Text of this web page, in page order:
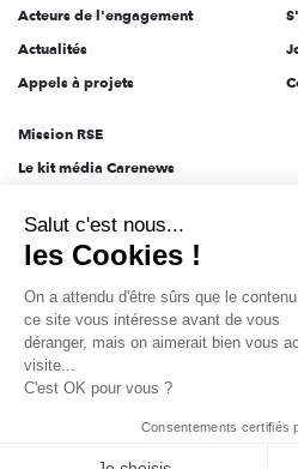
Acteurs de l'engagement
Actualités
Appels à projets
Mission RSE
Le kit média Carenews
AEF info
Novethic
PRODURABLE
Inclusiv Day
Données personnelles Mentions légales
Salut c'est nous...
les Cookies !
On a attendu d'être sûrs que le
ce site vous intéresse avant de vous
déranger, mais on aimerait bien vous
visite...
C'est OK pour vous ?
Consentements certifiés